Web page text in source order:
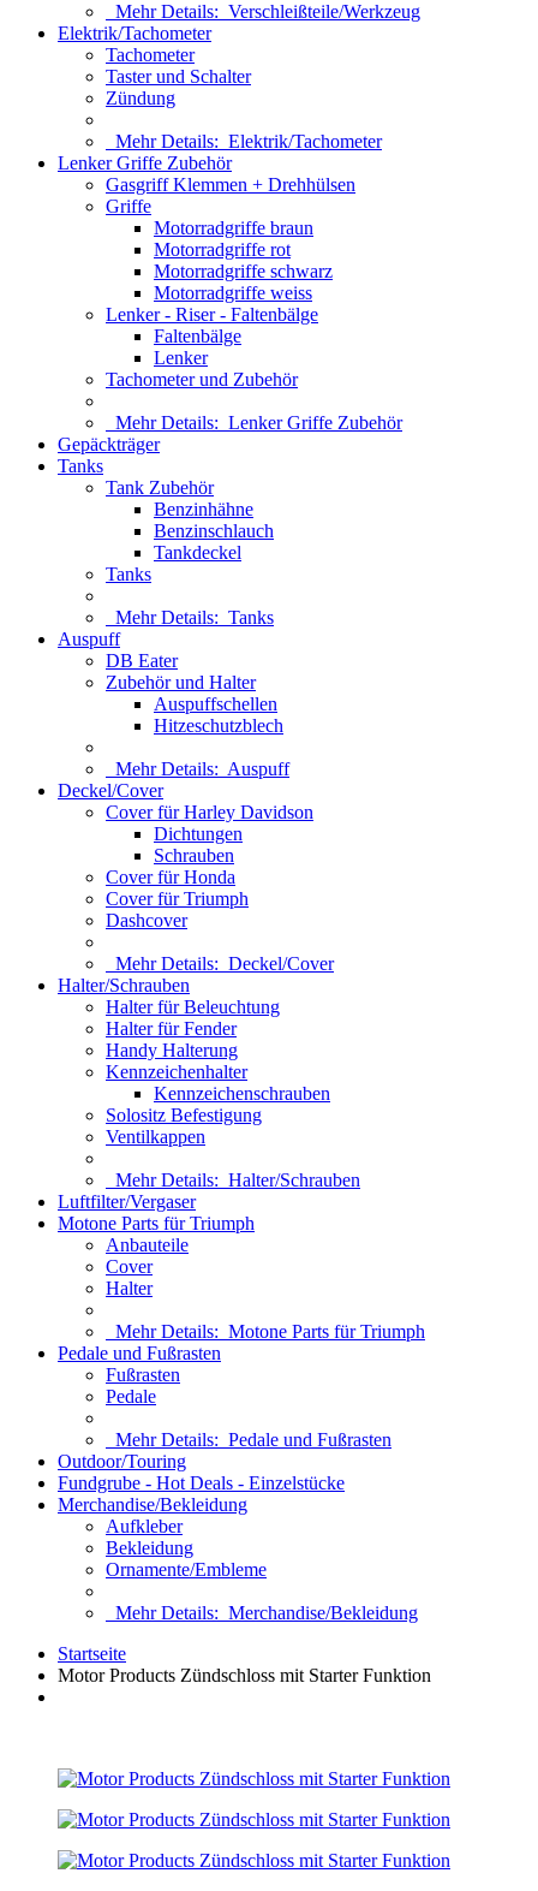
Mehr Details: Verschleißteile/Werkzeug
Elektrik/Tachometer
Tachometer
Taster und Schalter
Zündung
Mehr Details: Elektrik/Tachometer
Lenker Griffe Zubehör
Gasgriff Klemmen + Drehhülsen
Griffe
Motorradgriffe braun
Motorradgriffe rot
Motorradgriffe schwarz
Motorradgriffe weiss
Lenker - Riser - Faltenbälge
Faltenbälge
Lenker
Tachometer und Zubehör
Mehr Details: Lenker Griffe Zubehör
Gepäckträger
Tanks
Tank Zubehör
Benzinhähne
Benzinschlauch
Tankdeckel
Tanks
Mehr Details: Tanks
Auspuff
DB Eater
Zubehör und Halter
Auspuffschellen
Hitzeschutzblech
Mehr Details: Auspuff
Deckel/Cover
Cover für Harley Davidson
Dichtungen
Schrauben
Cover für Honda
Cover für Triumph
Dashcover
Mehr Details: Deckel/Cover
Halter/Schrauben
Halter für Beleuchtung
Halter für Fender
Handy Halterung
Kennzeichenhalter
Kennzeichenschrauben
Solositz Befestigung
Ventilkappen
Mehr Details: Halter/Schrauben
Luftfilter/Vergaser
Motone Parts für Triumph
Anbauteile
Cover
Halter
Mehr Details: Motone Parts für Triumph
Pedale und Fußrasten
Fußrasten
Pedale
Mehr Details: Pedale und Fußrasten
Outdoor/Touring
Fundgrube - Hot Deals - Einzelstücke
Merchandise/Bekleidung
Aufkleber
Bekleidung
Ornamente/Embleme
Mehr Details: Merchandise/Bekleidung
Startseite
Motor Products Zündschloss mit Starter Funktion